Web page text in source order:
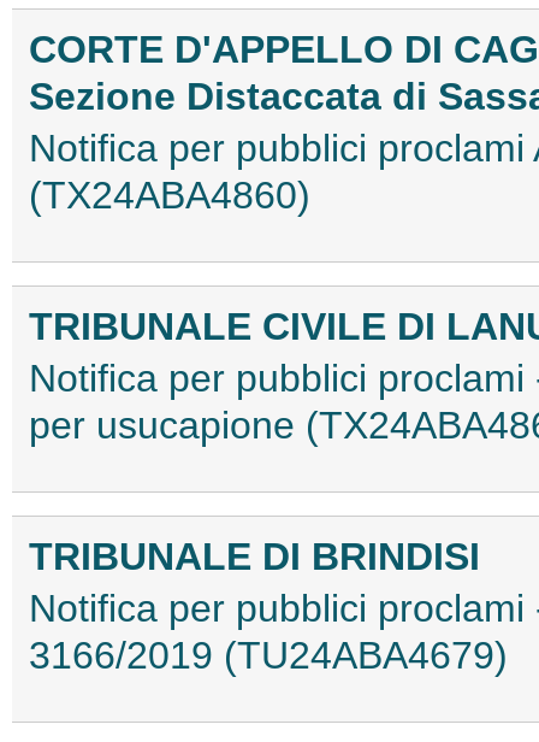
CORTE D'APPELLO DI
Sezione Distaccata di
Notifica per pubblici
(TX24ABA4860)
TRIBUNALE CIVILE DI
Notifica per pubblici
per usucapione
TRIBUNALE DI BRINDISI
Notifica per pubblici
3166/2019 (TU24ABA4679)